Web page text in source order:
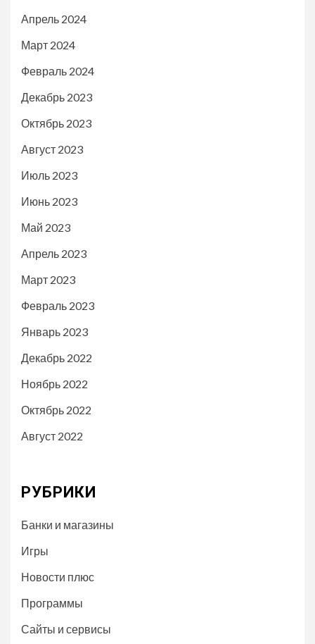
Апрель 2024
Март 2024
Февраль 2024
Декабрь 2023
Октябрь 2023
Август 2023
Июль 2023
Июнь 2023
Май 2023
Апрель 2023
Март 2023
Февраль 2023
Январь 2023
Декабрь 2022
Ноябрь 2022
Октябрь 2022
Август 2022
РУБРИКИ
Банки и магазины
Игры
Новости плюс
Программы
Сайты и сервисы